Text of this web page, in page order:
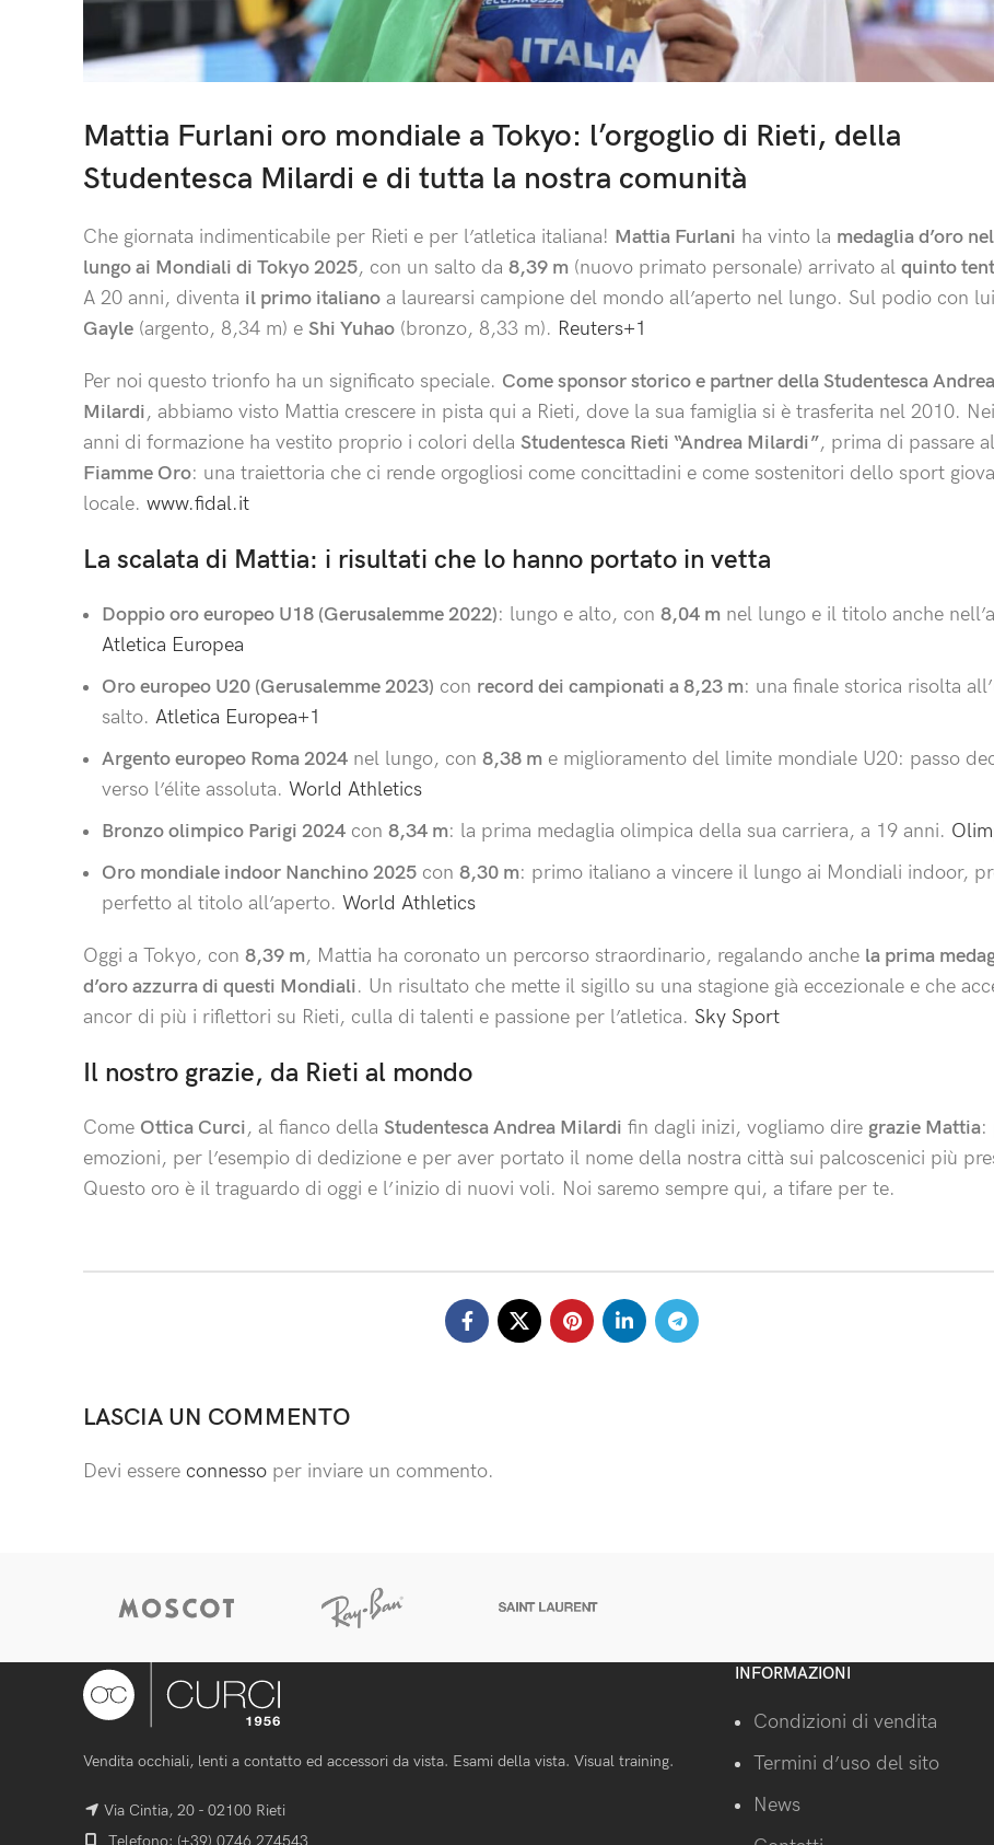
Mattia Furlani oro mondiale a Tokyo: l’orgoglio di Rieti, della
Studentesca Milardi e di tutta la nostra comunità
Che giornata indimenticabile per Rieti e per l’atletica italiana! Mattia Furlani ha vinto la medaglia d’oro
lungo ai Mondiali di Tokyo 2025, con un salto da 8,39 m (nuovo primato personale) arrivato al quinto
A 20 anni, diventa il primo italiano a laurearsi campione del mondo all’aperto nel lungo. Sul podio con lui
Gayle (argento, 8,34 m) e Shi Yuhao (bronzo, 8,33 m). Reuters+1
Per noi questo trionfo ha un significato speciale. Come sponsor storico e partner della Studentesca Andrea
Milardi, abbiamo visto Mattia crescere in pista qui a Rieti, dove la sua famiglia si è trasferita nel 2010.
anni di formazione ha vestito proprio i colori della Studentesca Rieti “Andrea Milardi”, prima di passare
Fiamme Oro: una traiettoria che ci rende orgogliosi come concittadini e come sostenitori dello sport
locale. www.fidal.it
La scalata di Mattia: i risultati che lo hanno portato in vetta
Doppio oro europeo U18 (Gerusalemme 2022): lungo e alto, con 8,04 m nel lungo e il titolo anche
Atletica Europea
Oro europeo U20 (Gerusalemme 2023) con record dei campionati a 8,23 m: una finale storica risolta
salto. Atletica Europea+1
Argento europeo Roma 2024 nel lungo, con 8,38 m e miglioramento del limite mondiale U20: passo
verso l’élite assoluta. World Athletics
Bronzo olimpico Parigi 2024 con 8,34 m: la prima medaglia olimpica della sua carriera, a 19 anni.
Oro mondiale indoor Nanchino 2025 con 8,30 m: primo italiano a vincere il lungo ai Mondiali indoor,
perfetto al titolo all’aperto. World Athletics
Oggi a Tokyo, con 8,39 m, Mattia ha coronato un percorso straordinario, regalando anche la prima
d’oro azzurra di questi Mondiali. Un risultato che mette il sigillo su una stagione già eccezionale e che
ancor di più i riflettori su Rieti, culla di talenti e passione per l’atletica. Sky Sport
Il nostro grazie, da Rieti al mondo
Come Ottica Curci, al fianco della Studentesca Andrea Milardi fin dagli inizi, vogliamo dire grazie Mattia:
emozioni, per l’esempio di dedizione e per aver portato il nome della nostra città sui palcoscenici più
Questo oro è il traguardo di oggi e l’inizio di nuovi voli. Noi saremo sempre qui, a tifare per te.
LASCIA UN COMMENTO
Devi essere connesso per inviare un commento.
Vendita occhiali, lenti a contatto ed accessori da vista. Esami della vista. Visual training.
Via Cintia, 20 - 02100 Rieti
INFORMAZIONI
Condizioni di vendita
Termini d’uso del sito
News